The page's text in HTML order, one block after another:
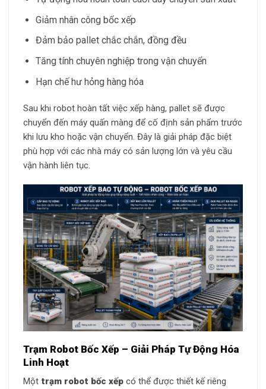
Giảm nhân công bốc xếp
Đảm bảo pallet chắc chắn, đồng đều
Tăng tính chuyên nghiệp trong vận chuyển
Hạn chế hư hỏng hàng hóa
Sau khi robot hoàn tất việc xếp hàng, pallet sẽ được
chuyển đến máy quấn màng để cố định sản phẩm trước
khi lưu kho hoặc vận chuyển. Đây là giải pháp đặc biệt
phù hợp với các nhà máy có sản lượng lớn và yêu cầu
vận hành liên tục.
Trạm Robot Bốc Xếp – Giải Pháp Tự Động Hóa
Linh Hoạt
Một trạm robot bốc xếp có thể được thiết kế riêng